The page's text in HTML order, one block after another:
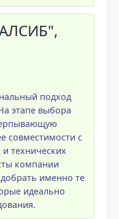
подход
этапе выбора
совместимости с
технических
компании
именно те
идеально